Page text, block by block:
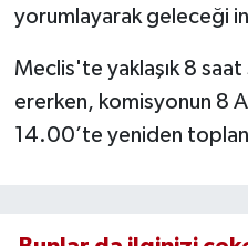
yorumlayarak geleceği
Meclis'te yaklaşık 8
ererken, komisyonun 8
14.00’te yeniden